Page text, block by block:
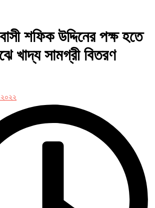
শফিক উদ্দিনের পক্ষ হতে
খাদ্য সামগ্রী বিতরণ